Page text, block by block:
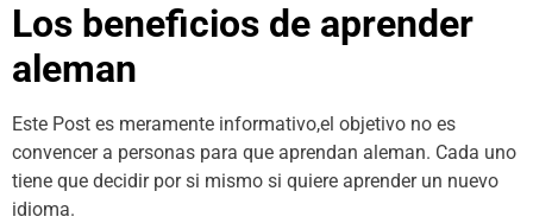
Los beneficios de aprender
aleman
Este Post es meramente informativo,el objetivo no es
convencer a personas para que aprendan aleman. Cada uno
tiene que decidir por si mismo si quiere aprender un nuevo
idioma.